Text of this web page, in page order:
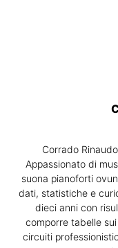
Corrado
Appassionato di
suona pianoforti
dati, statistiche e
dieci anni con
comporre tabelle
circuiti